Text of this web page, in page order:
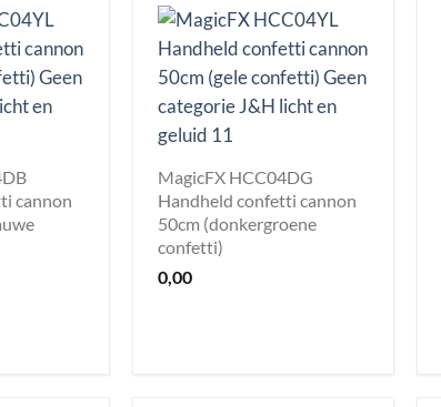
cannon
MagicFX HCC04DG
Handheld confetti cannon
50cm (donkergroene
confetti)
0,00